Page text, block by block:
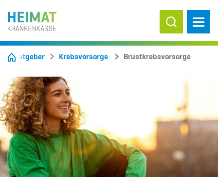
Suche ein-/
Ratgeber Krebsvorsorge Brustkrebsvorsorge